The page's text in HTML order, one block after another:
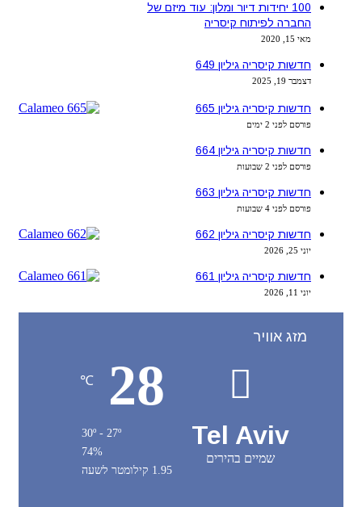
100 יחידות דיור ומלון: עוד מיזם של
החברה לפיתוח קיסריה
מאי 15, 2020
חדשות קיסריה גיליון 649
דצמבר 19, 2025
חדשות קיסריה גיליון 665
פורסם לפני 2 ימים
חדשות קיסריה גיליון 664
פורסם לפני 2 שבועות
חדשות קיסריה גיליון 663
פורסם לפני 4 שבועות
חדשות קיסריה גיליון 662
יוני 25, 2026
חדשות קיסריה גיליון 661
יוני 11, 2026
מזג אוויר
Tel Aviv
שמיים בהירים
28
℃
30º - 27º
74%
1.95 קילומטר לשעה